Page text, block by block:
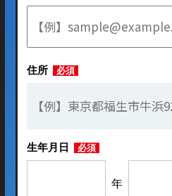
住所 必須
生年月日 必須
年